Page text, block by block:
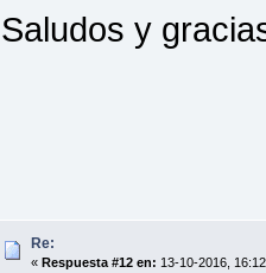
Saludos y
Re:
« Respuesta #12 en: 13-10-2016,